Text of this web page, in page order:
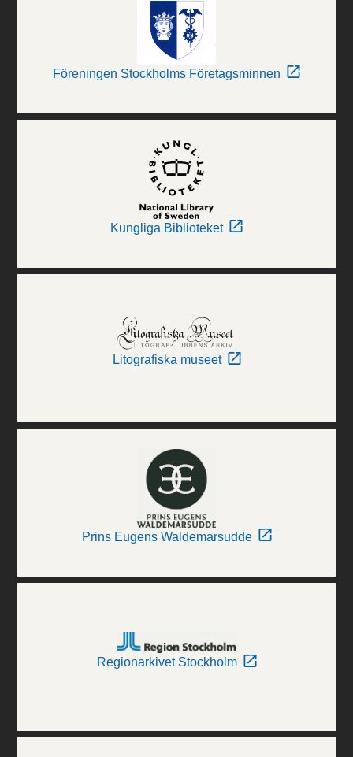
Föreningen Stockholms Företagsminnen
Kungliga Biblioteket
Litografiska museet
Prins Eugens Waldemarsudde
Regionarkivet Stockholm